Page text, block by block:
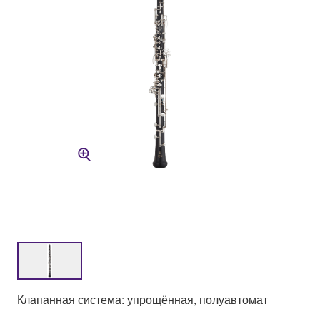
Клапанная система: упрощённая, полуавтомат